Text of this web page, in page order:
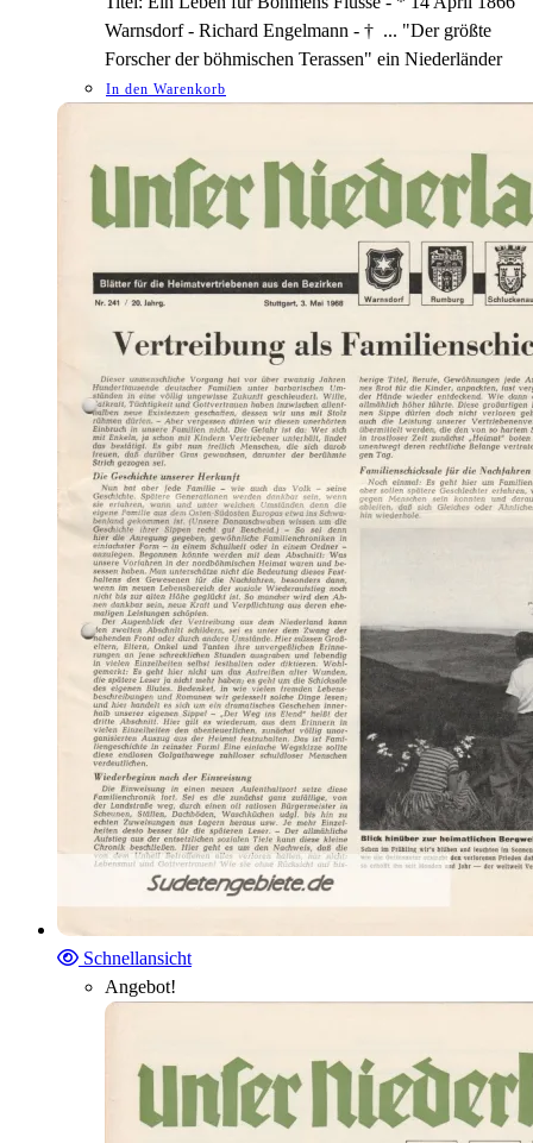
Warnsdorf - Richard Engelmann - † ... "Der größte
Forscher der böhmischen Terassen" ein Niederländer
In den Warenkorb
Schnellansicht
Angebot!